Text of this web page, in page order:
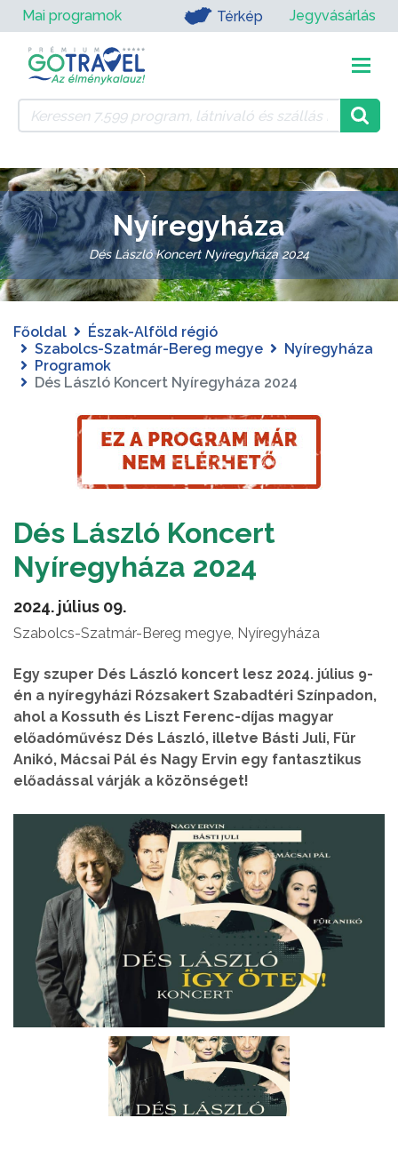
Mai programok Térkép Jegyvásárlás
Nyíregyháza
Dés László Koncert Nyíregyháza 2024
Főoldal
Észak-Alföld régió
Szabolcs-Szatmár-Bereg megye
Nyíregyháza
Programok
Dés László Koncert Nyíregyháza 2024
Dés László Koncert
Nyíregyháza 2024
2024. július 09.
Szabolcs-Szatmár-Bereg megye, Nyíregyháza
Egy szuper Dés László koncert lesz 2024. július 9-
én a nyíregyházi Rózsakert Szabadtéri Színpadon,
ahol a Kossuth és Liszt Ferenc-díjas magyar
előadóművész Dés László, illetve Básti Juli, Für
Anikó, Mácsai Pál és Nagy Ervin egy fantasztikus
előadással várják a közönséget!